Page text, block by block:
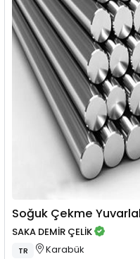
Soğuk Çekme
SAKA DEMİR ÇELİK
TR Karabük